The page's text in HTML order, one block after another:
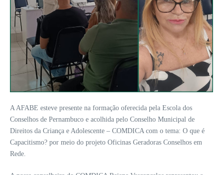
A AFABE esteve presente na formação oferecida pela Escola dos
Conselhos de Pernambuco e acolhida pelo Conselho Municipal de
Direitos da Criança e Adolescente – COMDICA com o tema: O que é
Capacitismo? por meio do projeto Oficinas Geradoras Conselhos em
Rede.